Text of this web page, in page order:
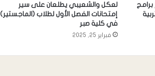
لعكل والشعيبي يطلعان على سير
إمتحانات الفصل الأول لطلاب (الماجستير)
في كلية صبر
فبراير 25, 2025